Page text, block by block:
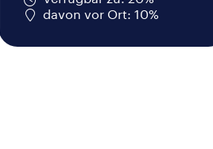
davon vor Ort: 10%